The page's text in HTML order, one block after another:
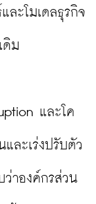
ะโมเดลธุรกิจ
ดิม
และโค
ละเร่งปรับตัว
าองค์กรส่วน